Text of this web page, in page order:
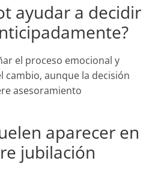
ayudar a decidir
el proceso emocional y
cambio, aunque la decisión
asesoramiento
aparecer en
jubilación